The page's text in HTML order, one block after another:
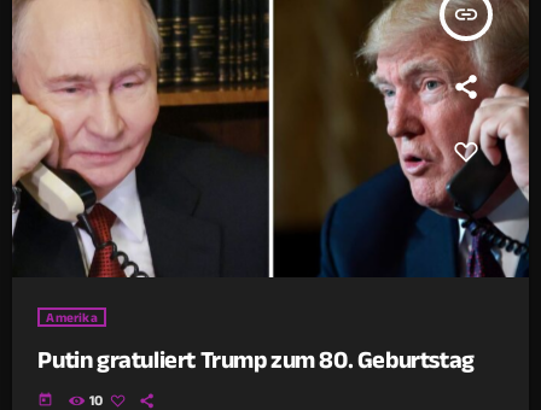
insert_link
Amerika
Putin gratuliert Trump zum 80. Geburtstag
today 10